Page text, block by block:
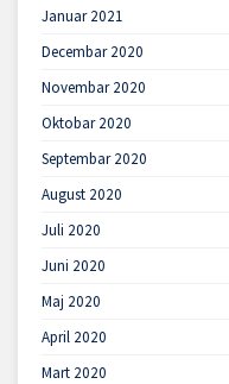
Januar 2021
Decembar 2020
Novembar 2020
Oktobar 2020
Septembar 2020
August 2020
Juli 2020
Juni 2020
Maj 2020
April 2020
Mart 2020